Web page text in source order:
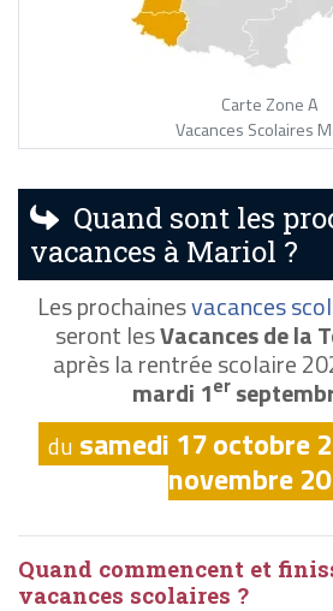
Carte Zone A
Vacances Scolaires
Quand sont les
vacances à Mariol ?
Les prochainesvacances
seront lesVacances de la
après la rentrée scolaire
mardi 1er
du samedi 17 octobre
novembre
Quand commencent et
vacances scolaires ?